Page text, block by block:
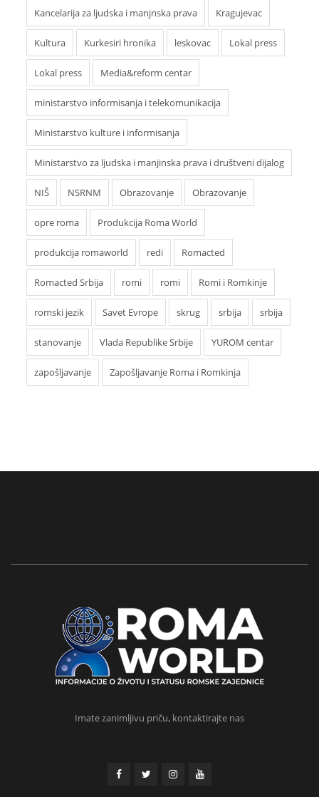
Kancelarija za ljudska i manjnska prava Kragujevac
Kultura Kurkesiri hronika leskovac Lokal press
Lokal press Media&reform centar
ministarstvo informisanja i telekomunikacija
Ministarstvo kulture i informisanja
Ministarstvo za ljudska i manjinska prava i društveni dijalog
NIŠ NSRNM Obrazovanje Obrazovanje
opre roma Produkcija Roma World
produkcija romaworld redi Romacted
Romacted Srbija romi romi Romi i Romkinje
romski jezik Savet Evrope skrug srbija srbija
stanovanje Vlada Republike Srbije YUROM centar
zapošljavanje Zapošljavanje Roma i Romkinja
Imate zanimljivu priču, kontaktirajte nas